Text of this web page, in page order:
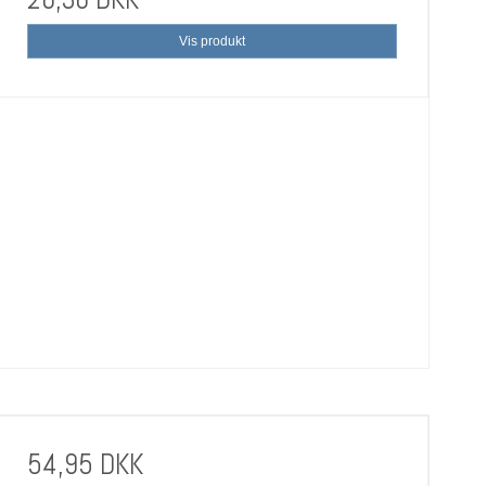
Vis produkt
54,95 DKK